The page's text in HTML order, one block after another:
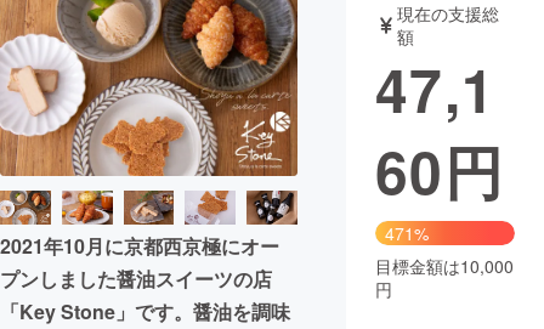
テクノロジー・ガジェット
映像・映画 書籍・雑誌
ビジネス・起業 チャレンジ
まちづくり・地域活性化
CAMPFIRE for Social Good
CAMPFIRE Creation
2021年10月に京都西京極にオー
プンしました醤油スイーツの店
「Key Stone」です。醤油を調味
現在の支援総
額
47,1
60円
471%
目標金額は10,000
円